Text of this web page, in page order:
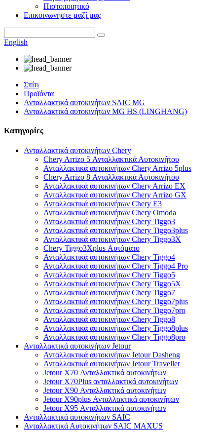
Πιστοποιητικό
Επικοινωνήστε μαζί μας
English
Σπίτι
Προϊόντα
Ανταλλακτικά αυτοκινήτων SAIC MG
Ανταλλακτικά αυτοκινήτων MG HS (LINGHANG)
Κατηγορίες
Ανταλλακτικά αυτοκινήτων Chery
Chery Arrizo 5 Ανταλλακτικά Αυτοκινήτου
Ανταλλακτικά αυτοκινήτων Chery Arrizo 5plus
Chery Arrizo 8 Ανταλλακτικά Αυτοκινήτου
Ανταλλακτικά αυτοκινήτων Chery Arrizo EX
Ανταλλακτικά αυτοκινήτων Chery Arrizo GX
Ανταλλακτικά αυτοκινήτων Chery E3
Ανταλλακτικά αυτοκινήτων Chery Omoda
Ανταλλακτικά αυτοκινήτων Chery Tiggo3
Ανταλλακτικά αυτοκινήτων Chery Tiggo3plus
Ανταλλακτικά αυτοκινήτων Chery Tiggo3X
Chery Tiggo3Xplus Αυτόματο
Ανταλλακτικά αυτοκινήτων Chery Tiggo4
Ανταλλακτικά αυτοκινήτων Chery Tiggo4 Pro
Ανταλλακτικά αυτοκινήτων Chery Tiggo5
Ανταλλακτικά αυτοκινήτων Chery Tiggo5X
Ανταλλακτικά αυτοκινήτων Chery Tiggo7
Ανταλλακτικά αυτοκινήτων Chery Tiggo7plus
Ανταλλακτικά αυτοκινήτων Chery Tiggo7pro
Ανταλλακτικά αυτοκινήτων Chery Tiggo8
Ανταλλακτικά αυτοκινήτων Chery Tiggo8plus
Ανταλλακτικά αυτοκινήτων Chery Tiggo8pro
Ανταλλακτικά αυτοκινήτων Jetour
Ανταλλακτικά αυτοκινήτων Jetour Dasheng
Ανταλλακτικά αυτοκινήτων Jetour Traveller
Jetour X70 Ανταλλακτικά αυτοκινήτων
Jetour X70Plus ανταλλακτικά αυτοκινήτων
Jetour X90 Ανταλλακτικά αυτοκινήτων
Jetour X90plus Ανταλλακτικά αυτοκινήτων
Jetour X95 Ανταλλακτικά αυτοκινήτων
Ανταλλακτικά αυτοκινήτων SAIC
Ανταλλακτικά Αυτοκινήτων SAIC MAXUS